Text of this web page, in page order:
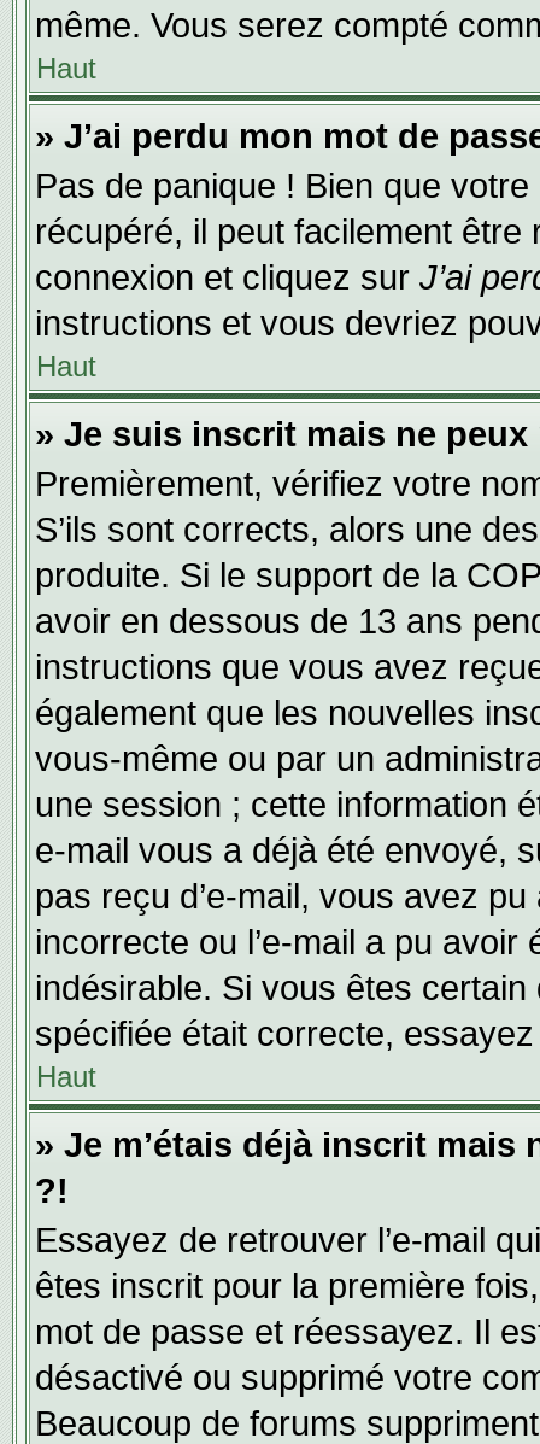
même. Vous serez compté
Haut
» J’ai perdu mon mot de
Pas de panique ! Bien que
récupéré, il peut facilement
connexion et cliquez sur J’ai
instructions et vous devriez
Haut
» Je suis inscrit mais ne
Premièrement, vérifiez votre
S’ils sont corrects, alors une
produite. Si le support de la
avoir en dessous de 13 ans
instructions que vous avez
également que les nouvelles
vous-même ou par un
une session ; cette information
e-mail vous a déjà été envoyé,
pas reçu d’e-mail, vous avez
incorrecte ou l’e-mail a pu
indésirable. Si vous êtes
spécifiée était correcte,
Haut
» Je m’étais déjà inscrit
?!
Essayez de retrouver l’e-mail
êtes inscrit pour la première
mot de passe et réessayez. Il
désactivé ou supprimé votre
Beaucoup de forums